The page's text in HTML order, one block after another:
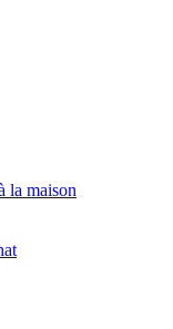
la maison